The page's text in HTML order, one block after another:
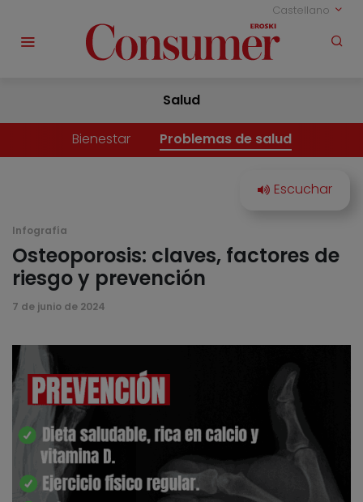
Castellano
Salud
Bienestar Problemas de salud
Infografía
Osteoporosis: claves, factores de
riesgo y prevención
7 de junio de 2024